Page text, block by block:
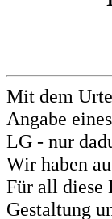
Mit dem
Angabe
LG - nur
Wir haben
Für all diese
Gestaltung